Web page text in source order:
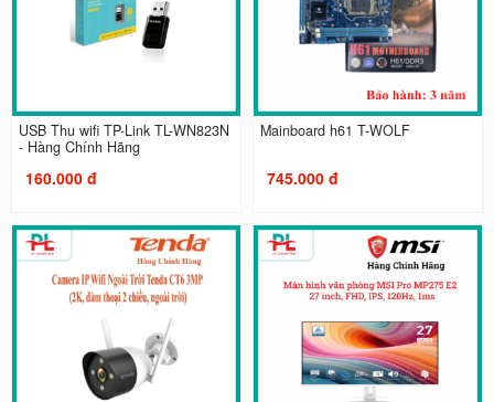
USB Thu wifi TP-Link TL-WN823N
- Hàng Chính Hãng
160.000 đ
Mainboard h61 T-WOLF
745.000 đ